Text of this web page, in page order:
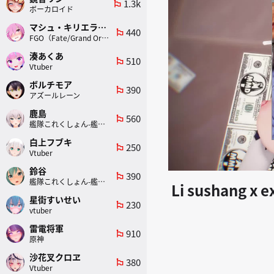
Li sushang x
ボーカロイド
emoji_flags 1.3k
マシュ・キリエライト
FGO（Fate/Grand Order）
emoji_flags 440
湊あくあ
Vtuber
emoji_flags 510
ボルチモア
アズールレーン
emoji_flags 390
鹿島
艦隊これくしょん-艦これ-
emoji_flags 560
白上フブキ
Vtuber
emoji_flags 250
鈴谷
艦隊これくしょん-艦これ-
emoji_flags 390
星街すいせい
vtuber
emoji_flags 230
雷電将軍
原神
emoji_flags 910
沙花叉クロヱ
Vtuber
emoji_flags 380